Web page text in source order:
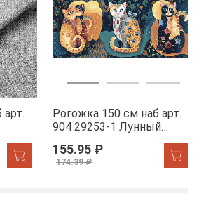
Рогожка 150 см наб арт.
904 29253-1 Лунный
155.95 ₽
174.39 ₽